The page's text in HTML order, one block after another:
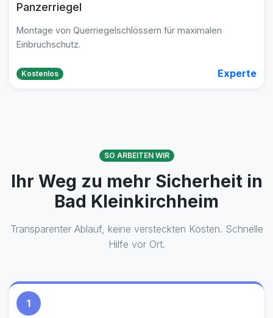
Panzerriegel
Montage von Querriegelschlössern für maximalen
Einbruchschutz.
Kostenlos Experte
SO ARBEITEN WIR
Ihr Weg zu mehr Sicherheit in
Bad Kleinkirchheim
Transparenter Ablauf, keine versteckten Kosten. Schnelle
Hilfe vor Ort.
1